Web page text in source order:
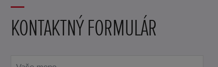
KONTAKTNÝ FORMULÁR